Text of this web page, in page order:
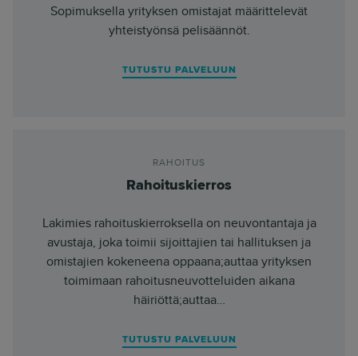
Sopimuksella yrityksen omistajat määrittelevät
yhteistyönsä pelisäännöt.
TUTUSTU PALVELUUN
RAHOITUS
Rahoituskierros
Lakimies rahoituskierroksella on neuvontantaja ja
avustaja, joka toimii sijoittajien tai hallituksen ja
omistajien kokeneena oppaana;auttaa yrityksen
toimimaan rahoitusneuvotteluiden aikana
häiriöttä;auttaa…
TUTUSTU PALVELUUN